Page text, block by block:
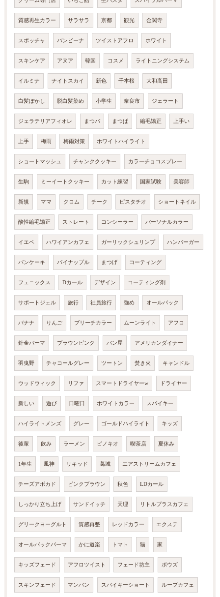
質感再生カラー サラサラ 京都 観光 金閣寺
スポッチャ バンビーナ ツイストアフロ ホワイト
スキンケア アヌア 韓国 コスメ ライトニングシステム
イルミナ ナイトスカイ 新色 千本桜 大和高田
白髪ぼかし 脱白髪染め 小学生 奈良市 ジェラート
ジェラテリアフィオレ まつパ まつぱ 縮毛矯正 上手い
上手 梅雨 梅雨対策 ホワイトハイライト
ショートマッシュ チャンククッキー カラーチョコスプレー
生駒 ミーイートクッキー カット練習 国家試験 美容師
新規 ママ クロム チーク ピスタチオ ショートネイル
酸性縮毛矯正 ストレート コンシーラー パーソナルカラー
イエベ ハワイアンカフェ ガーリックシュリンプ ハンバーガー
パンケーキ パイナップル まつげ コーティング
フェニックス Dカール デザイン コーティング剤
サポートジェル 旅行 社員旅行 強め オールバック
バナナ りんご ブリーチカラー ムーンライト アフロ
針金パーマ ブラウンピンク パン屋 アメリカンダイナー
羽曳野 チャコールグレー ツートン 焚き火 キャンドル
ウッドウィック リファ スマートドライヤーw ドライヤー
新しい 遊び 日曜日 ホワイトカラー スパイキー
ハイライトメンズ グレー ゴールドハイライト キッズ
後輩 飲み ラーメン ピノキオ 喫茶店 夏休み
1年生 風神 リキッド 葛城 エアストリームカフェ
チーズアボカド ピンクブラウン 秋色 LDカール
しっかり立ち上げ サンドイッチ 天理 リトルプラスカフェ
グリークヨーグルト 質感再整 レッドカラー エクステ
オールバックパーマ かに道楽 トマト 猫 家
キッズフェード アフロツイスト フェード坊主 ボウズ
スキンフェード マンバン スパイキーショート ループカフェ